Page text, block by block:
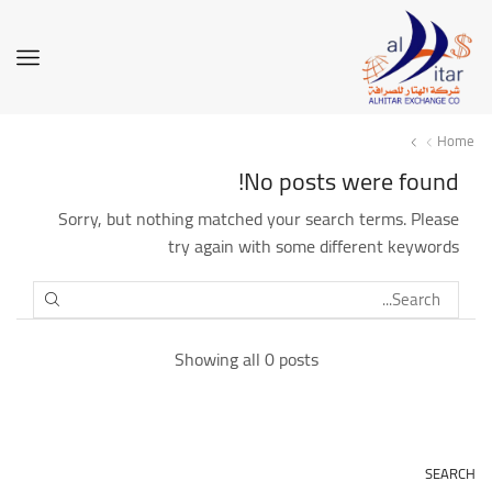
Home
No posts were found!
Sorry, but nothing matched your search terms. Please
try again with some different keywords
SEARCH
Showing all 0 posts
SEARCH